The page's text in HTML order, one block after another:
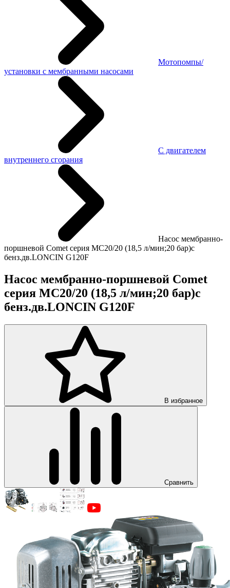
Мотопомпы/
установки с мембранными насосами
С двигателем
внутреннего сгорания
Насос мембранно-
поршневой Comet серия МC20/20 (18,5 л/мин;20 бар)с
бенз.дв.LONCIN G120F
Насос мембранно-поршневой Comet
серия МC20/20 (18,5 л/мин;20 бар)с
бенз.дв.LONCIN G120F
В избранное
Сравнить